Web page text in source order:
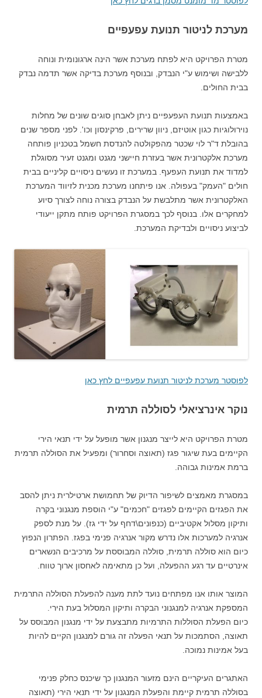
מערכת לניטור תנועת עפעפיים
מטרת הפרויקט היא לפתח מערכת אשר הינה ארגונומית ונוחה
ללבישה ושימוש ע"י הנבדק, ובנוסף מערכת בדיקה אשר תדמה נבדק
בבית החולים.
באמצעות תנועת העפעפיים ניתן לאבחן סוגים שונים של מחלות
נוירולוגיות כגון אוטיזם, ניוון שרירים, פרקינסון וכו'. לפני מספר שנים
בהובלת ד"ר לוי שכטר מהפקולטה להנדסת חשמל בטכניון פותחה
מערכת אלקטרונית אשר בעזרת חיישני מגנט ומגנט זעיר מסוגלת
למדוד את תנועת העפעף. במערכת זו נעשים ניסויים קליניים בבית
חולים "העמק" בעפולה. אנו פיתחנו מערכת מכנית לזיווד המערכת
האלקטרונית אשר מתלבשת על הנבדק בצורה נוחה לצורך סיוע
למחקרים אלו. בנוסף לכך במסגרת הפרויקט פותח מתקן ייעודי
לביצוע ניסויים ולבדיקת המערכת.
לפוסטר מערכת לניטור תנועת עפעפיים לחץ כאן
נוקר אינרציאלי לסוללה תרמית
מטרת הפרויקט היא לייצר מנגנון אשר מופעל על ידי תנאי הירי
הקיימים בעת שיגור פגז (תאוצה וסחרור) ומפעיל את הסוללה תרמית
ברמת אמינות גבוהה.
במסגרת מאמצים לשיפור הדיוק של תחמושת ארטילרית ניתן להסב
את הפגזים הקיימים לפגזים "חכמים" ע"י הוספת מנגנוני בקרה
ותיקון מסלול אקטיביים (כנפונים\דחף על ידי גז). על מנת לספק
אנרגיה למערכות אלו נדרש מקור אנרגיה פנימי בפגז. הפתרון הנפוץ
כיום הוא סוללה תרמית, סוללה המבוססת על מרכיבים הנשארים
אינרטיים עד רגע ההפעלה, ועל כן מתאימה לאחסון ארוך טווח.
המוצר אותו אנו מפתחים נועד לתת מענה להפעלת הסוללה התרמית
המספקת אנרגיה למנגנוני הבקרה ותיקון המסלול בעת הירי.
כיום הפעלת הסוללות התרמיות מתבצעת על ידי מנגנון המבוסס על
תאוצה, הסתמכות על תנאי הפעלה זה גורם למנגנון הקיים להיות
בעל אמינות נמוכה.
האתגרים העיקריים הינם מזעור המנגנון כך שיכנס כחלק פנימי
בסוללה תרמית קיימת והפעלת המנגנון על ידי תנאי הירי (תאוצה